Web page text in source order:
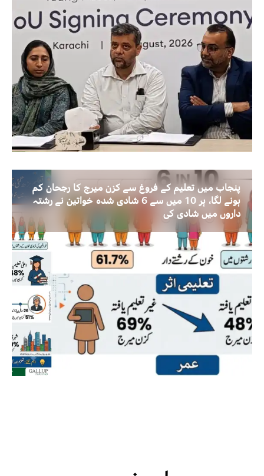
پنجاب میں تعلیم کے فروغ سے کزن میرج کا رجحان کم
ہونے لگا، ہر 10 میں سے 6 شادی شدہ خواتین نے رشتہ
داروں میں شادی کی